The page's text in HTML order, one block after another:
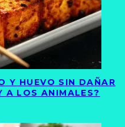
Y HUEVO SIN DAÑAR
A LOS ANIMALES?